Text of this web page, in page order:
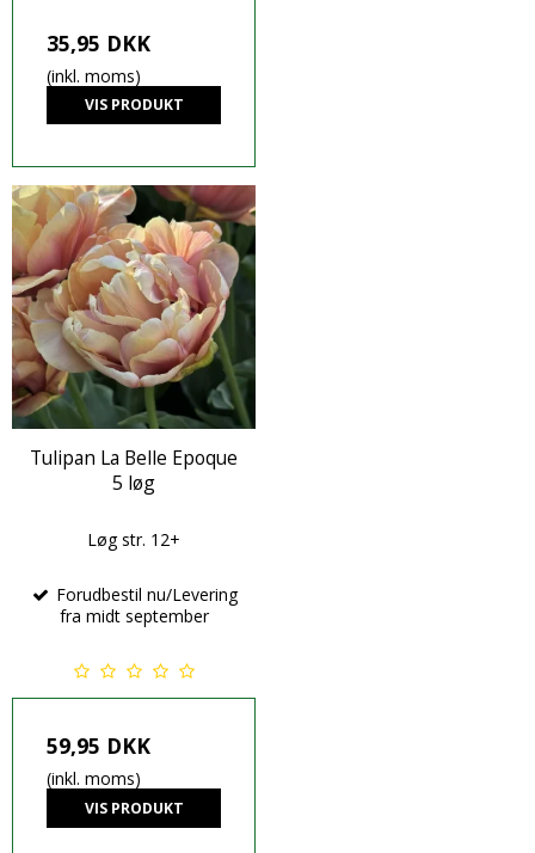
35,95 DKK
(inkl. moms)
VIS PRODUKT
Tulipan La Belle Epoque
5 løg
Løg str. 12+
Forudbestil nu/Levering
fra midt september
59,95 DKK
(inkl. moms)
VIS PRODUKT